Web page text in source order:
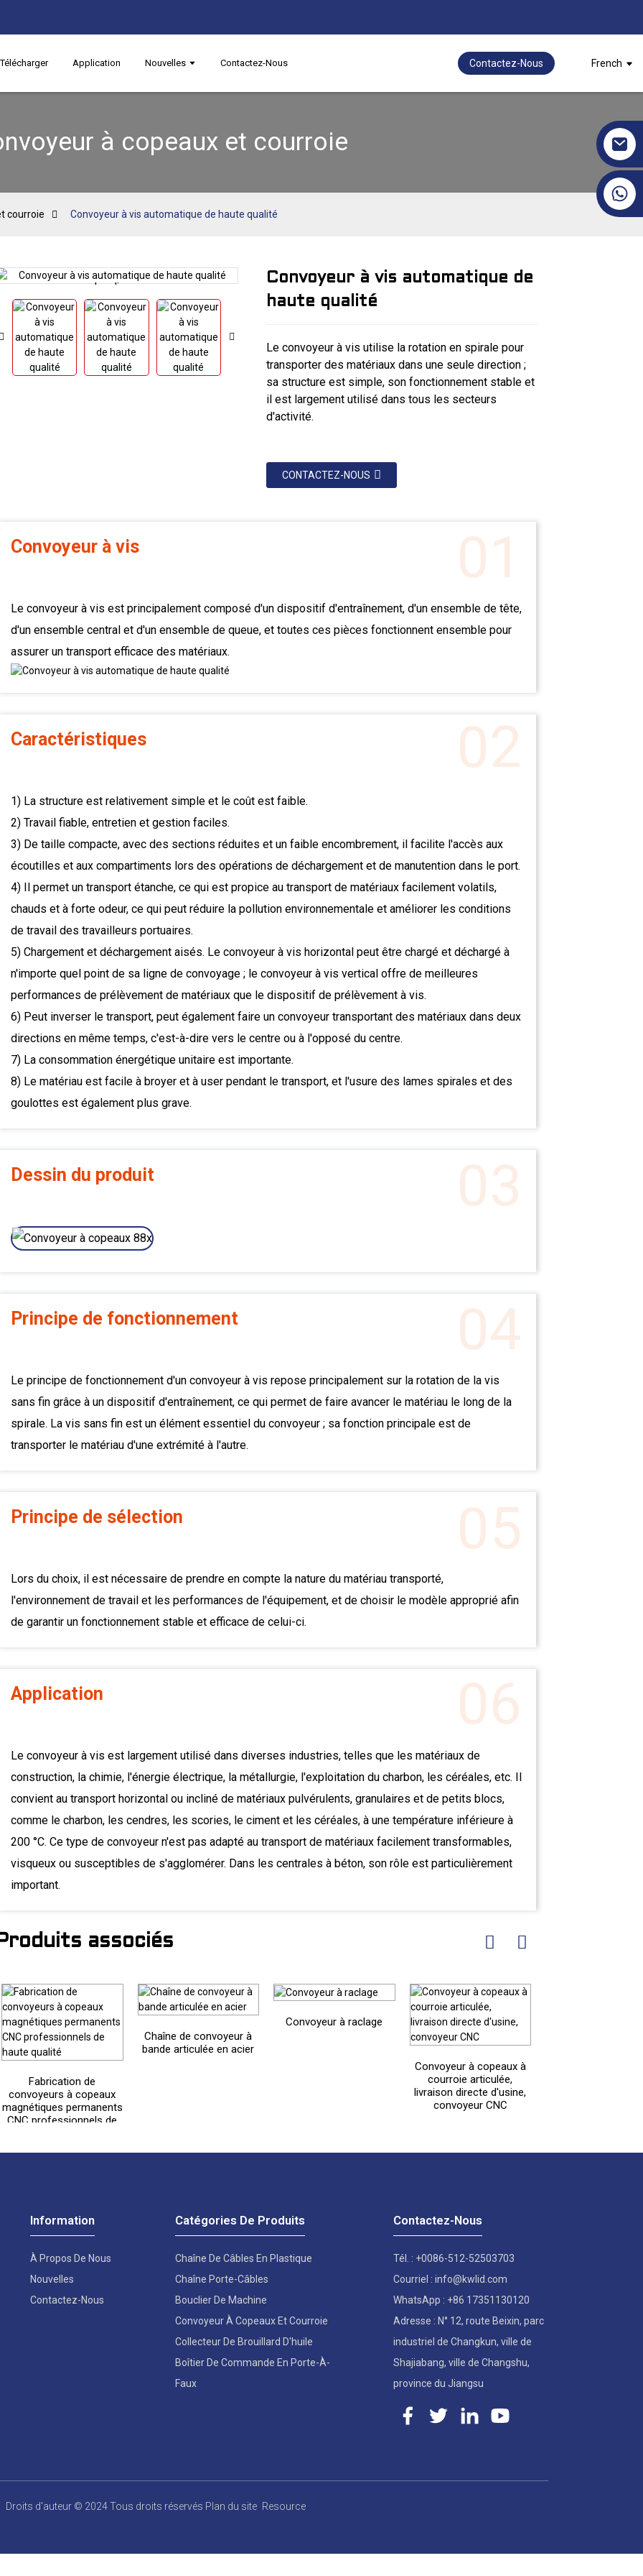
Télécharger Application Nouvelles Contactez-Nous Contactez-Nous French
à copeaux et courroie
courroie Convoyeur à vis automatique de haute qualité
Loading...
Loading...
Convoyeur à vis automatique de
haute qualité
Le convoyeur à vis utilise la rotation en spirale pour
transporter des matériaux dans une seule direction ;
sa structure est simple, son fonctionnement stable et
il est largement utilisé dans tous les secteurs
d'activité.
CONTACTEZ-NOUS
01
Convoyeur à vis
Le convoyeur à vis est principalement composé d'un dispositif d'entraînement, d'un ensemble de tête,
d'un ensemble central et d'un ensemble de queue, et toutes ces pièces fonctionnent ensemble pour
assurer un transport efficace des matériaux.
02
Caractéristiques
1) La structure est relativement simple et le coût est faible.
2) Travail fiable, entretien et gestion faciles.
3) De taille compacte, avec des sections réduites et un faible encombrement, il facilite l'accès aux
écoutilles et aux compartiments lors des opérations de déchargement et de manutention dans le port.
4) Il permet un transport étanche, ce qui est propice au transport de matériaux facilement volatils,
chauds et à forte odeur, ce qui peut réduire la pollution environnementale et améliorer les conditions
de travail des travailleurs portuaires.
5) Chargement et déchargement aisés. Le convoyeur à vis horizontal peut être chargé et déchargé à
n'importe quel point de sa ligne de convoyage ; le convoyeur à vis vertical offre de meilleures
performances de prélèvement de matériaux que le dispositif de prélèvement à vis.
6) Peut inverser le transport, peut également faire un convoyeur transportant des matériaux dans deux
directions en même temps, c'est-à-dire vers le centre ou à l'opposé du centre.
7) La consommation énergétique unitaire est importante.
8) Le matériau est facile à broyer et à user pendant le transport, et l'usure des lames spirales et des
goulottes est également plus grave.
03
Dessin du produit
04
Principe de fonctionnement
Le principe de fonctionnement d'un convoyeur à vis repose principalement sur la rotation de la vis
sans fin grâce à un dispositif d'entraînement, ce qui permet de faire avancer le matériau le long de la
spirale. La vis sans fin est un élément essentiel du convoyeur ; sa fonction principale est de
transporter le matériau d'une extrémité à l'autre.
05
Principe de sélection
Lors du choix, il est nécessaire de prendre en compte la nature du matériau transporté,
l'environnement de travail et les performances de l'équipement, et de choisir le modèle approprié afin
de garantir un fonctionnement stable et efficace de celui-ci.
06
Application
Le convoyeur à vis est largement utilisé dans diverses industries, telles que les matériaux de
construction, la chimie, l'énergie électrique, la métallurgie, l'exploitation du charbon, les céréales, etc. Il
convient au transport horizontal ou incliné de matériaux pulvérulents, granulaires et de petits blocs,
comme le charbon, les cendres, les scories, le ciment et les céréales, à une température inférieure à
200 °C. Ce type de convoyeur n'est pas adapté au transport de matériaux facilement transformables,
visqueux ou susceptibles de s'agglomérer. Dans les centrales à béton, son rôle est particulièrement
important.
associés
Fabrication de
convoyeurs à copeaux
magnétiques permanents
CNC professionnels de
Chaîne de convoyeur à
bande articulée en acier
Convoyeur à raclage
Convoyeur à copeaux à
courroie articulée,
livraison directe d'usine,
convoyeur CNC
Information
À Propos De Nous
Nouvelles
Contactez-Nous
Catégories De Produits
Chaîne De Câbles En Plastique
Chaîne Porte-Câbles
Bouclier De Machine
Convoyeur À Copeaux Et Courroie
Collecteur De Brouillard D'huile
Boîtier De Commande En Porte-À-
Faux
Contactez-Nous
Tél. : +0086-512-52503703
Courriel : info@kwlid.com
WhatsApp : +86 17351130120
Adresse : N° 12, route Beixin, parc
industriel de Changkun, ville de
Shajiabang, ville de Changshu,
province du Jiangsu
Droits d'auteur © 2024 Tous droits réservés Plan du site Resource